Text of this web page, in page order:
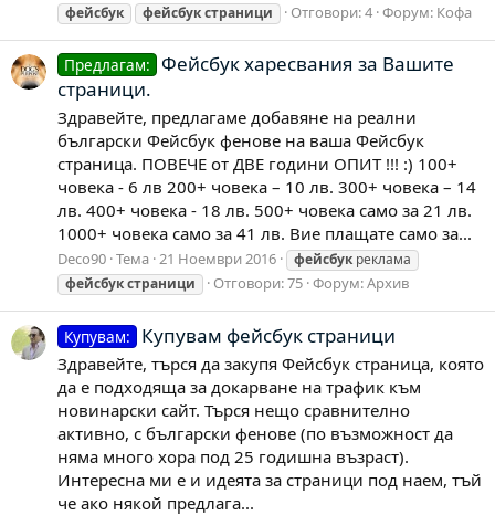
фейсбук
фейсбукстраници Отговори: 4 Форум: Кофа
Предлагам: Фейсбук харесвания за Вашите
страници.
Здравейте, предлагаме добавяне на реални
български Фейсбук фенове на ваша Фейсбук
страница. ПОВЕЧЕ от ДВЕ години ОПИТ !!! :) 100+
човека - 6 лв 200+ човека – 10 лв. 300+ човека – 14
лв. 400+ човека - 18 лв. 500+ човека само за 21 лв.
1000+ човека само за 41 лв. Вие плащате само за...
Deco90 Тема 21 Ноември 2016 фейсбук реклама
фейсбукстраници Отговори: 75 Форум:Архив
Купувам: Купувам фейсбук страници
Здравейте, търся да закупя Фейсбук страница, която
да е подходяща за докарване на трафик към
новинарски сайт. Търся нещо сравнително
активно, с български фенове (по възможност да
няма много хора под 25 годишна възраст).
Интересна ми е и идеята за страници под наем, тъй
че ако някой предлага...